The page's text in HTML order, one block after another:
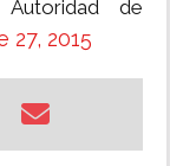
de
2015